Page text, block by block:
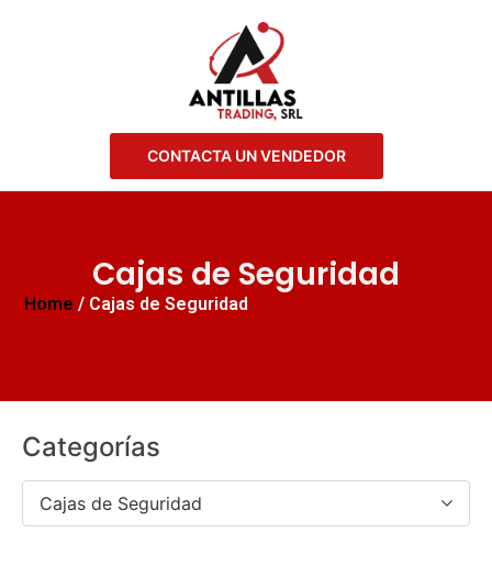
CONTACTA UN VENDEDOR
Cajas de Seguridad
Home / Cajas de Seguridad
Categorías
Cajas de Seguridad